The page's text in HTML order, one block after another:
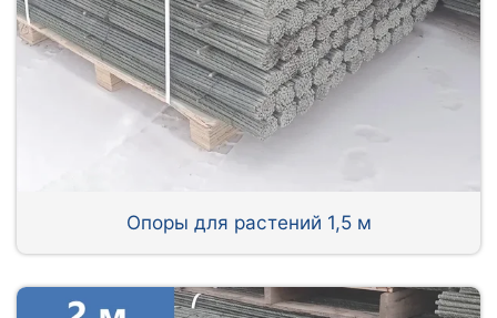
Опоры для растений 1,5 м